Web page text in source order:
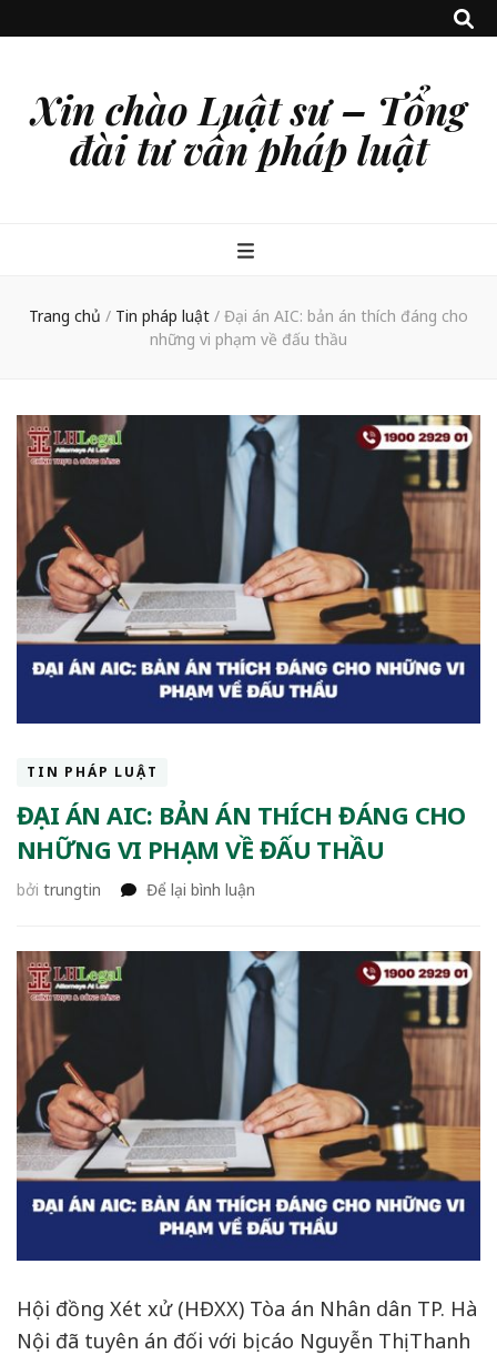
Xin chào Luật sư – Tổng
đài tư vấn pháp luật
Trang chủ / Tin pháp luật / Đại án AIC: bản án thích đáng cho
những vi phạm về đấu thầu
TIN PHÁP LUẬT
ĐẠI ÁN AIC: BẢN ÁN THÍCH ĐÁNG CHO
NHỮNG VI PHẠM VỀ ĐẤU THẦU
bởi trungtin Để lại bình luận
AIC:
bản
án
thích
đáng
cho
những
vi
phạm
về
thầu
Hội đồng Xét xử (HĐXX) Tòa án Nhân dân TP. Hà
Nội đã tuyên án đối với bị cáo Nguyễn Thị Thanh